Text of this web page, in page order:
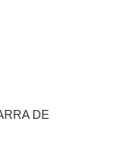
DE